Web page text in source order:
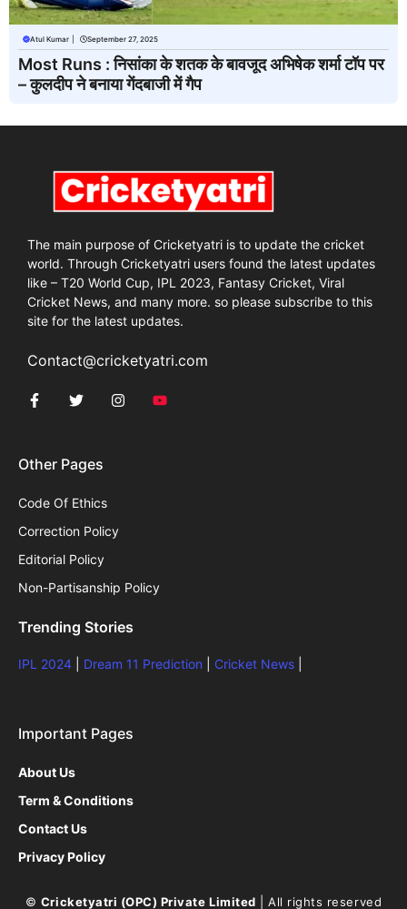
Atul Kumar September 27, 2025
Most Runs : निसांका के शतक के बावजूद अभिषेक शर्मा टॉप पर
– कुलदीप ने बनाया गेंदबाजी में गैप
The main purpose of Cricketyatri is to update the cricket
world. Through Cricketyatri users found the latest updates
like – T20 World Cup, IPL 2023, Fantasy Cricket, Viral
Cricket News, and many more. so please subscribe to this
site for the latest updates.
Contact@cricketyatri.com
Other Pages
Code Of Ethics
Correction Policy
Editorial Policy
Non-Partisanship Policy
Trending Stories
IPL 2024 Dream 11 Prediction Cricket News
Important Pages
About Us
Term & Conditions
Contact Us
Privacy Policy
© Cricketyatri (OPC) Private Limited | All rights reserved